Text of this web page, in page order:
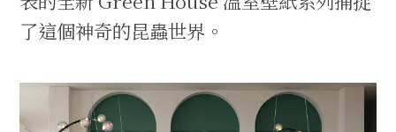
了這個神奇的昆蟲世界。